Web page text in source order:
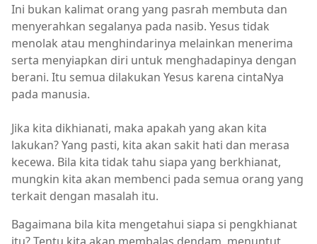
Ini bukan kalimat orang yang pasrah membuta dan
menyerahkan segalanya pada nasib. Yesus tidak
menolak atau menghindarinya melainkan menerima
serta menyiapkan diri untuk menghadapinya dengan
berani. Itu semua dilakukan Yesus karena cintaNya
pada manusia.
Jika kita dikhianati, maka apakah yang akan kita
lakukan? Yang pasti, kita akan sakit hati dan merasa
kecewa. Bila kita tidak tahu siapa yang berkhianat,
mungkin kita akan membenci pada semua orang yang
terkait dengan masalah itu.
Bagaimana bila kita mengetahui siapa si pengkhianat